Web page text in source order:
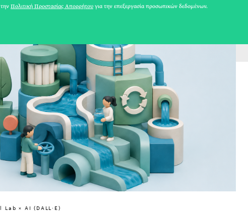
× AI (DALL·E)
Πολιτική Προστασίας Απορρήτου για την επεξεργασία προσωπικών δεδομένων.